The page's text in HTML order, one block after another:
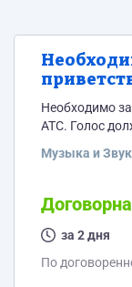
быть
Необходимо
АТС. Голос
Музыка и Звук
за 2 дня
По